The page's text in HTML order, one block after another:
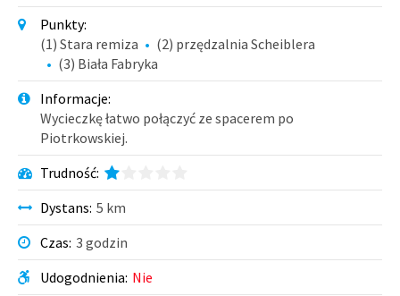
Punkty:
(1) Stara remiza
(2) przędzalnia Scheiblera
(3) Biała Fabryka
Informacje:
Wycieczkę łatwo połączyć ze spacerem po
Piotrkowskiej.
Trudność:
Dystans: 5 km
Czas: 3 godzin
Udogodnienia: Nie